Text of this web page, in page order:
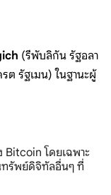
(รีพับลิกัน รัฐอลา
ต รัฐเมน) ในฐานะผู้
Bitcoin โดยเฉพาะ
รัพย์ดิจิทัลอื่นๆ ที่